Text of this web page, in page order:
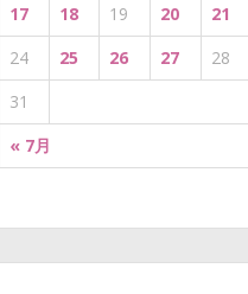
« 7月
17
18 19 20 21
24
25 26 27 28
31